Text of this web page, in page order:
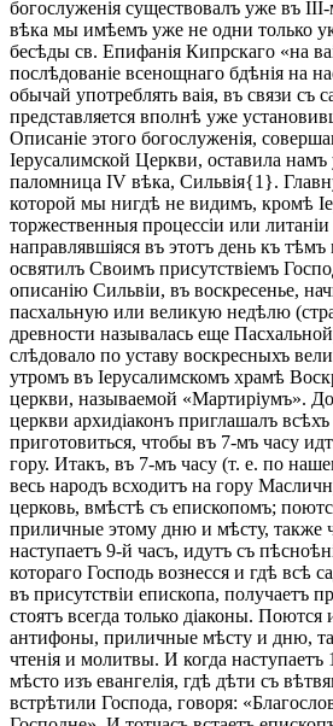
богослуженія существовалъ уже въ
вѣка мы имѣемъ уже не одни только
бесѣды св. Епифанія Кипрскаго «на
послѣдованіе всенощнаго бдѣнія на
обычай употреблять ваія, въ связи съ
представляется вполнѣ уже
Описаніе этого богослуженія,
Іерусалимской Церкви, оставила намъ
паломница ІV вѣка, Сильвія{1}.
которой мы нигдѣ не видимъ, кромѣ
торжественныя процессіи или
направлявшіяся въ этотъ день къ
освятилъ Своимъ присутствіемъ
описанію Сильвіи, въ воскресенье,
пасхальную или великую недѣлю
древности называлась еще
слѣдовало по уставу воскресныхъ
утромъ въ Іерусалимскомъ храмѣ
церкви, называемой «Мартиріумъ».
церкви архидіаконъ приглашалъ
приготовиться, чтобы въ 7-мъ часу
гору. Итакъ, въ 7-мъ часу (т. е. по
весь народъ всходитъ на гору
церковь, вмѣстѣ съ епископомъ;
приличные этому дню и мѣсту, также
наступаетъ 9-й часъ, идутъ съ
котораго Господь вознесся и гдѣ всѣ
въ присутствіи епископа, получаетъ
стоятъ всегда только діаконы.
антифоны, приличные мѣсту и дню,
чтенія и молитвы. И когда наступаетъ
мѣсто изъ евангелія, гдѣ дѣти съ
встрѣтили Господа, говоря: